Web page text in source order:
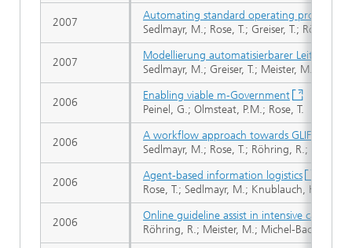
Automating standard operating procedures
Sedlmayr, M.; Rose, T.; Greiser, T.; Röhrig,
Modellierung automatisierbarer Leitlinien
Sedlmayr, M.; Greiser, T.; Meister, M.;
Enabling viable m-Government
Peinel, G.; Olmsteat, P.M.; Rose, T.
A workflow approach towards GLIF
Sedlmayr, M.; Rose, T.; Röhring, R.; Meister,
Agent-based information logistics
Rose, T.; Sedlmayr, M.; Knublauch, H.;
Online guideline assist in intensive care
Röhring, R.; Meister, M.; Michel-Backofen,
2007
2007
2006
2006
2006
2006